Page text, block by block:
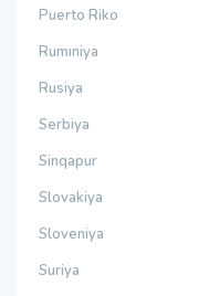
Puerto Riko
Rumıniya
Rusiya
Serbiya
Sinqapur
Slovakiya
Sloveniya
Suriya